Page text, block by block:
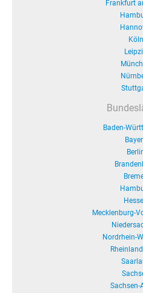
Frankfurt
Köln
Baden-
Mecklenburg-
Nordrhein-
Sachsen-